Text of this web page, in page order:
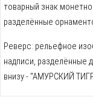
товарный знак
разделённые
Реверс: рельефное
надписи, разделённые
внизу - "АМУРСКИЙ